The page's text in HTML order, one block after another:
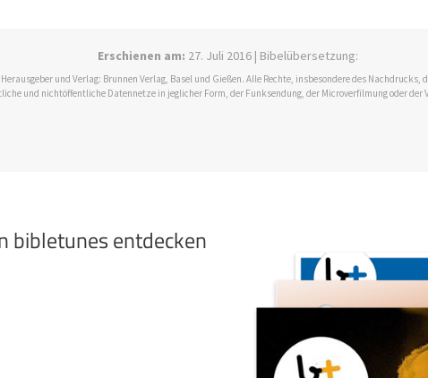
Erschienen am: 27. Juli 2016 | Bibelübersetzung:
und Verlag: Brunnen Verlag, Basel und Gießen. Alle Rechte, insbesondere des
und nichtöffentliche Datennetze in jeglicher Form, der Funksendung, der Microverfilmung oder
bibletunes entdecken